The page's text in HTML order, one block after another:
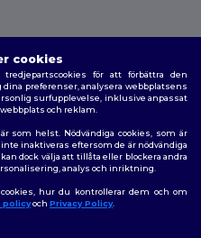
cookies
för att förbättra den
preferenser, analysera webbplatsens
surfupplevelse, inklusive anpassat
och reklam.
som helst. Nödvändiga cookies, som är
inaktiveras eftersom de är nödvändiga
dock välja att tillåta eller blockera andra
analys och inriktning.
hur du kontrollerar dem och om
policyoch Privacy Policy.